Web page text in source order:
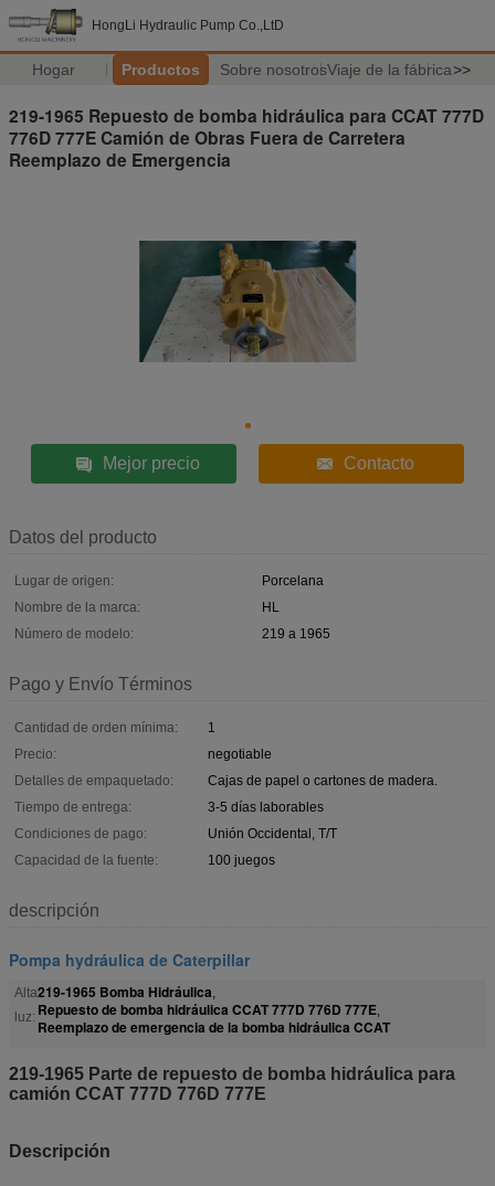
HongLi Hydraulic Pump Co.,LtD
Hogar Productos Sobre nosotrosViaje de la fábrica>>
219-1965 Repuesto de bomba hidráulica para CCAT 777D
776D 777E Camión de Obras Fuera de Carretera
Reemplazo de Emergencia
Mejor precio Contacto
Datos del producto
Lugar de origen:
Porcelana
Nombre de la marca:
HL
Número de modelo:
219 a 1965
Pago y Envío Términos
Cantidad de orden mínima:
1
Precio:
negotiable
Detalles de empaquetado:
Cajas de papel o cartones de madera.
Tiempo de entrega:
3-5 días laborables
Condiciones de pago:
Unión Occidental, T/T
Capacidad de la fuente:
100 juegos
descripción
Pompa hydráulica de Caterpillar
Alta
luz:
219-1965 Bomba Hidráulica,
Repuesto de bomba hidráulica CCAT 777D 776D 777E,
Reemplazo de emergencia de la bomba hidráulica CCAT
219-1965 Parte de repuesto de bomba hidráulica para
camión CCAT 777D 776D 777E
Descripción